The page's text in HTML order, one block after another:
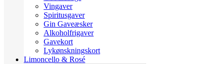
Vingaver
Spiritusgaver
Gin Gaveæsker
Alkoholfrigaver
Gavekort
Lykønskningskort
Limoncello & Rosé